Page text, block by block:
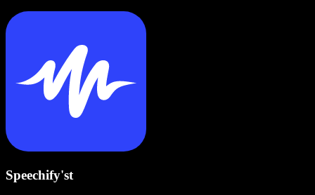
Speechify'st